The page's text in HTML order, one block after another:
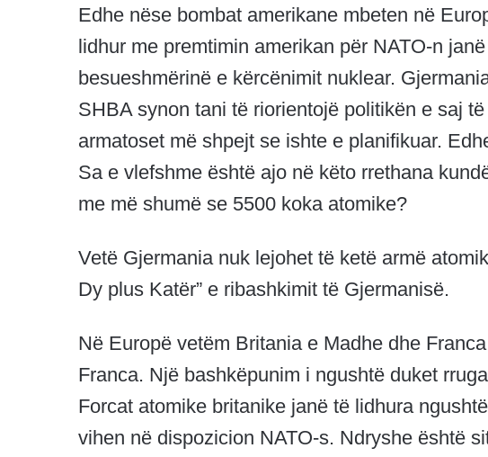
Edhe nëse bombat amerikane mbeten në
lidhur me premtimin amerikan për NATO-n
besueshmërinë e kërcënimit nuklear.
SHBA synon tani të riorientojë politikën e saj
armatoset më shpejt se ishte e planifikuar.
Sa e vlefshme është ajo në këto rrethana
me më shumë se 5500 koka atomike?
Vetë Gjermania nuk lejohet të ketë armë
Dy plus Katër” e ribashkimit të Gjermanisë.
Në Europë vetëm Britania e Madhe dhe
Franca. Një bashkëpunim i ngushtë duket
Forcat atomike britanike janë të lidhura
vihen në dispozicion NATO-s. Ndryshe është